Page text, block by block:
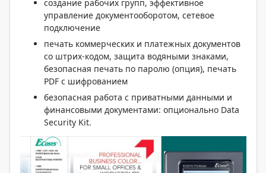
создание рабочих групп, эффективное
управление документооборотом, сетевое
подключение
печать коммерческих и платежных документов
со штрих-кодом, защита водяными знаками,
безопасная печать по паролю (опция), печать
PDF c шифрованием
безопасная работа с приватными данными и
финансовыми документами: опционально Data
Security Kit.